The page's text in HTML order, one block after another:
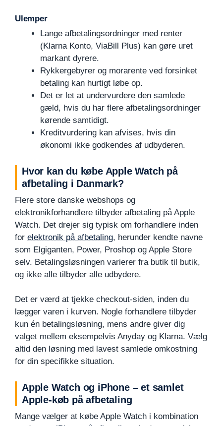
Ulemper
Lange afbetalingsordninger med renter
(Klarna Konto, ViaBill Plus) kan gøre uret
markant dyrere.
Rykkergebyrer og morarente ved forsinket
betaling kan hurtigt løbe op.
Det er let at undervurdere den samlede
gæld, hvis du har flere afbetalingsordninger
kørende samtidigt.
Kreditvurdering kan afvises, hvis din
økonomi ikke godkendes af udbyderen.
Hvor kan du købe Apple Watch på
afbetaling i Danmark?
Flere store danske webshops og
elektronikforhandlere tilbyder afbetaling på Apple
Watch. Det drejer sig typisk om forhandlere inden
for elektronik på afbetaling, herunder kendte navne
som Elgiganten, Power, Proshop og Apple Store
selv. Betalingsløsningen varierer fra butik til butik,
og ikke alle tilbyder alle udbydere.
Det er værd at tjekke checkout-siden, inden du
lægger varen i kurven. Nogle forhandlere tilbyder
kun én betalingsløsning, mens andre giver dig
valget mellem eksempelvis Anyday og Klarna. Vælg
altid den løsning med lavest samlede omkostning
for din specifikke situation.
Apple Watch og iPhone – et samlet
Apple-køb på afbetaling
Mange vælger at købe Apple Watch i kombination